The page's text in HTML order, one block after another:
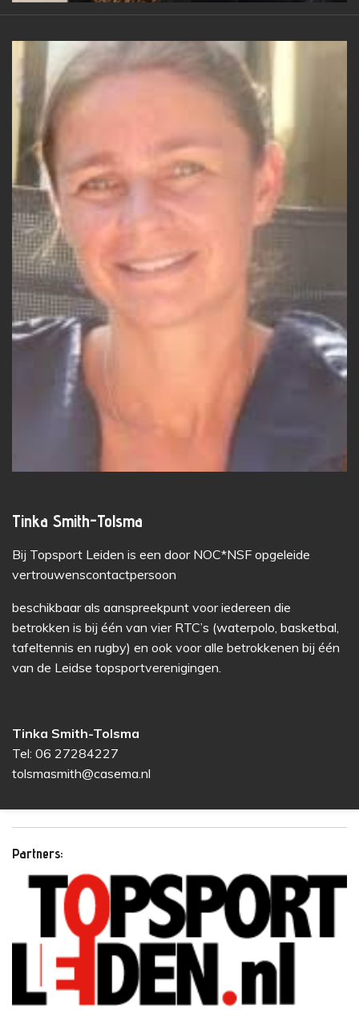
Tinka Smith-Tolsma
Bij Topsport Leiden is een door NOC*NSF opgeleide
vertrouwenscontactpersoon
beschikbaar als aanspreekpunt voor iedereen die
betrokken is bij één van vier RTC’s (waterpolo, basketbal,
tafeltennis en rugby) en ook voor alle betrokkenen bij één
van de Leidse topsportverenigingen.
Tinka Smith-Tolsma
Tel: 06 27284227
tolsmasmith@casema.nl
Partners: